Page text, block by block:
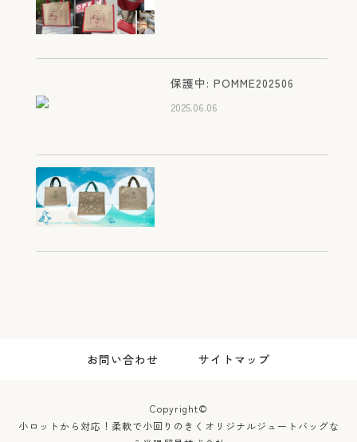
2026.03.05
滋賀 彦根 カフェレストラ
ン ポムダムール様 オリジ
滋賀 彦根 カフェレストラ
ン ポムダムール様 オリジ
ナルジュートバッグ
2025.07.21
保護中: POMME202506
2025.06.06
屋久島 ホテル シーサイド
ホテル屋久島様 オリジナル
お問い合わせ サイトマップ
Copyright©
小ロットから対応！柔軟で小回りのきくオリジナルジュートバッグな